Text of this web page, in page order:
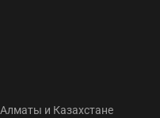
и Казахстане